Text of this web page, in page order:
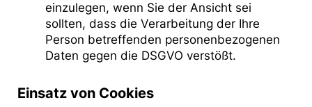
einzulegen, wenn Sie der Ansicht sei
sollten, dass die Verarbeitung der Ihre
Person betreffenden personenbezogenen
Daten gegen die DSGVO verstößt.
Einsatz von Cookies